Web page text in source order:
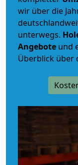
wir über die
unterwegs.
Angebote und
Überblick über